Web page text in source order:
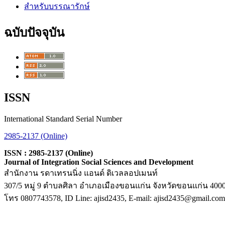
สำหรับบรรณารักษ์
ฉบับปัจจุบัน
ISSN
International Standard Serial Number
2985-2137 (Online)
ISSN : 2985-2137 (Online)
Journal of Integration Social Sciences and Development
สำนักงาน รดาเทรนนิ่ง แอนด์ ดิเวลลอปเมนท์
307/5 หมู่ 9 ตำบลศิลา อำเภอเมืองขอนแก่น จังหวัดขอนแก่น
โทร 0807743578, ID Line: ajisd2435, E-mail: